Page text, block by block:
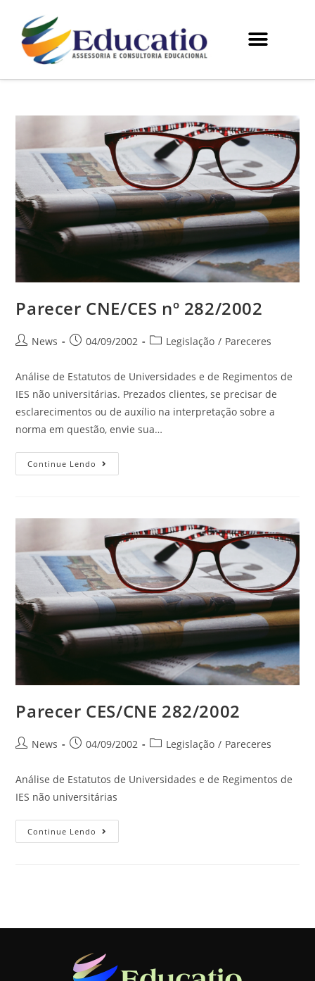
Parecer CNE/CES nº 282/2002
News 04/09/2002 Legislação / Pareceres
Análise de Estatutos de Universidades e de Regimentos de
IES não universitárias. Prezados clientes, se precisar de
esclarecimentos ou de auxílio na interpretação sobre a
norma em questão, envie sua…
Continue Lendo
Parecer CES/CNE 282/2002
News 04/09/2002 Legislação / Pareceres
Análise de Estatutos de Universidades e de Regimentos de
IES não universitárias
Continue Lendo